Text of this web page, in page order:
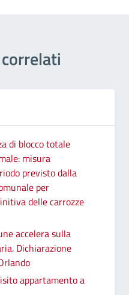
di blocco totale
misura
previsto dalla
per
delle carrozze
accelera sulla
Dichiarazione
appartamento a